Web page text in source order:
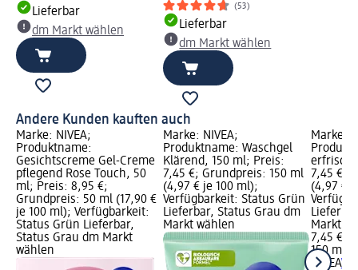
Lieferbar
dm Markt wählen
(53)
Lieferbar
dm Markt wählen
Andere Kunden kauften auch
Marke: NIVEA;
Produktname:
Gesichtscreme Gel-Creme
pflegend Rose Touch, 50
ml; Preis: 8,95 €;
Grundpreis: 50 ml (17,90 €
je 100 ml); Verfügbarkeit:
Status Grün Lieferbar,
Status Grau dm Markt
wählen
Marke: NIVEA;
Produktname: Waschgel
Klärend, 150 ml; Preis:
7,45 €; Grundpreis: 150 ml
(4,97 € je 100 ml);
Verfügbarkeit: Status Grün
Lieferbar, Status Grau dm
Markt wählen
Marke:
7,45 €;
(4,97 €
Markt
7,45 €
150 ml
NIVEA